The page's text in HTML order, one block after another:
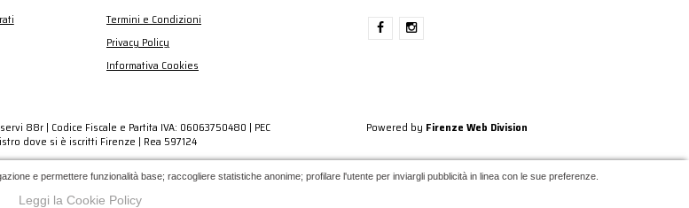
e permettere funzionalità base; raccogliere statistiche anonime; profilare l'utente per inviargli pubblicità in linea con le sue preferenze.
Leggi la Cookie Policy
Termini e Condizioni
Privacy Policy
Informativa Cookies
88r | Codice Fiscale e Partita IVA: 06063750480 | PEC
dove si è iscritti Firenze | Rea 597124
Powered by Firenze Web Division